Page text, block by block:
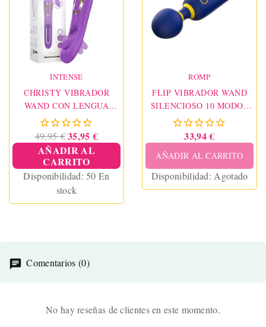
Color terracotta.
INTENSE
CHRISTY VIBRADOR
WAND CON LENGUA
GIRATORIA
49,95 € 35,95 €
AÑADIR AL
CARRITO
Disponibilidad:50 En
stock
ROMP
FLIP VIBRADOR WAND
SILENCIOSO 10 MODOS
AZUL
33,94 €
AÑADIR AL CARRITO
Disponibilidad: Agotado
Comentarios (0)
No hay reseñas de clientes en este momento.